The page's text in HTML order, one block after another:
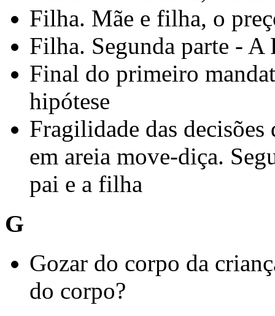
Filha. Mãe e filha, o
Filha. Segunda parte - A
Final do primeiro
hipótese
Fragilidade das decisões
em areia move-diça.
pai e a filha
G
Gozar do corpo da
do corpo?